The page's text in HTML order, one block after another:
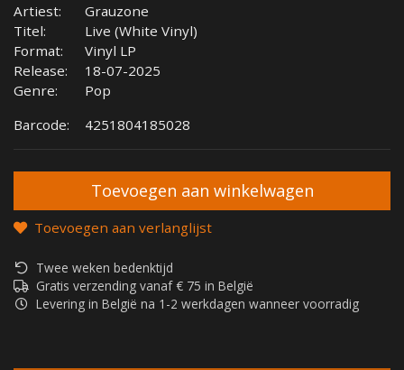
Artiest:
Grauzone
Titel:
Live (White Vinyl)
Format:
Vinyl LP
Release:
18-07-2025
Genre:
Pop
Barcode:
4251804185028
Toevoegen aan verlanglijst
Twee weken bedenktijd
Gratis verzending vanaf € 75 in België
Levering in België na 1-2 werkdagen wanneer voorradig